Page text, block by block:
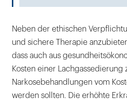
Neben der ethischen
und sichere Therapie
dass auch aus
Kosten einer Lachgassedierung
Narkosebehandlungen vom
werden sollten. Die erhöhte